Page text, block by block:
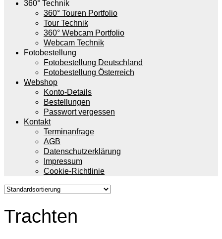
360° Technik
360° Touren Portfolio
Tour Technik
360° Webcam Portfolio
Webcam Technik
Fotobestellung
Fotobestellung Deutschland
Fotobestellung Österreich
Webshop
Konto-Details
Bestellungen
Passwort vergessen
Kontakt
Terminanfrage
AGB
Datenschutzerklärung
Impressum
Cookie-Richtlinie
Trachten